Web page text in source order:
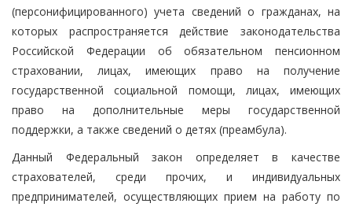
(персонифицированного) учета сведений о гражданах, на
которых распространяется действие законодательства
Российской Федерации об обязательном пенсионном
страховании, лицах, имеющих право на получение
государственной социальной помощи, лицах, имеющих
право на дополнительные меры государственной
поддержки, а также сведений о детях (преамбула).
Данный Федеральный закон определяет в качестве
страхователей, среди прочих, и индивидуальных
предпринимателей, осуществляющих прием на работу по